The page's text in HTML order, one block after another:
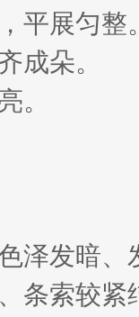
平展匀整
成朵。
。
泽发暗
条索较